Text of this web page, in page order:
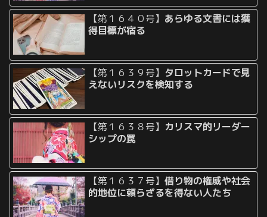
【第１６４０号】 あらゆる文書には獲
得目標が宿る
【第１６３９号】 タロットカードで見
えないリスクを検知する
【第１６３８号】 カリスマ的リーダー
シップの罠
【第１６３７号】借り物の権威や社会
的地位に頼らざるを得ない人たち